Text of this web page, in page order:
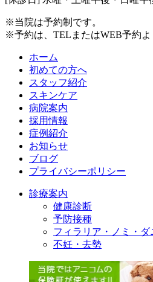
※当院は予約制です。
※予約は、TELまたはWEB予約よ
ホーム
初めての方へ
スタッフ紹介
スキンケア
病院案内
採用情報
症例紹介
お知らせ
ブログ
プライバシーポリシー
診療案内
健康診断
予防接種
フィラリア・ノミ・ダ
不妊・去勢